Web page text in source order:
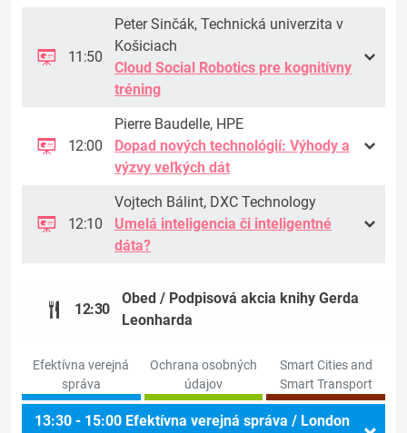
11:50
Peter Sinčák, Technická univerzita v
Košiciach
Cloud Social Robotics pre kognitívny
tréning
12:00
Pierre Baudelle, HPE
Dopad nových technológií: Výhody a
výzvy veľkých dát
12:10
Vojtech Bálint, DXC Technology
Umelá inteligencia či inteligentné
dáta?
12:30
Obed / Podpisová akcia knihy Gerda
Leonharda
Efektívna verejná
správa
Ochrana osobných
údajov
Smart Cities and
Smart Transport
13:30 - 15:00 Efektívna verejná správa / London